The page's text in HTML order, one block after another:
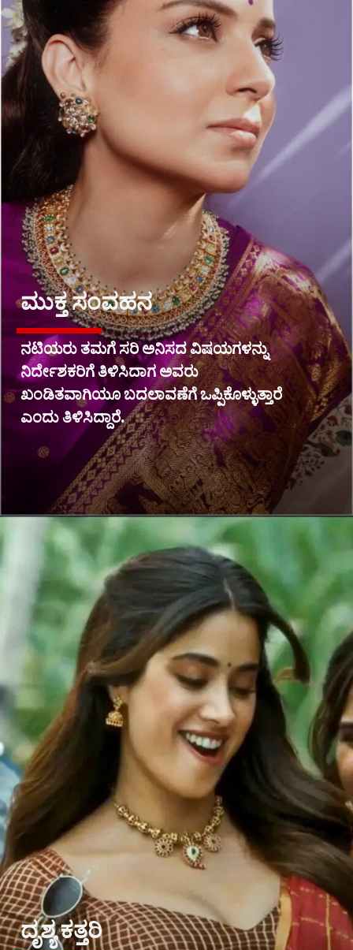
ಮುಕ್ತ ಸಂವಹನ
ನಟಿಯರು ತಮಗೆ ಸರಿ ಅನಿಸದ ವಿಷಯಗಳನ್ನು
ನಿರ್ದೇಶಕರಿಗೆ ತಿಳಿಸಿದಾಗ ಅವರು
ಖಂಡಿತವಾಗಿಯೂ ಬದಲಾವಣೆಗೆ ಒಪ್ಪಿಕೊಳ್ಳುತ್ತಾರೆ
ಎಂದು ತಿಳಿಸಿದ್ದಾರೆ.
ದೃಶ್ಯ ಕತ್ತರಿ